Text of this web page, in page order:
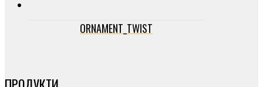
ORNAMENT_TWIST